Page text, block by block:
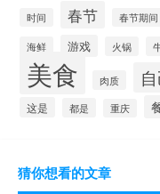
时间 春节 春节期间
海鲜 游戏 火锅
美食 肉质
这是 都是 重庆
猜你想看的文章